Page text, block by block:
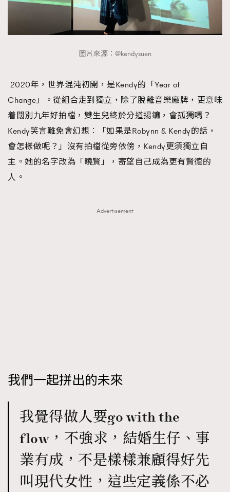
圖片來源：@kendysuen
2020年，世界混沌初開，是Kendy的「Year of
Change」。從組合走到獨立，除了脫離音樂廠牌，更意味
着闊別九年好拍檔，雙生兒終於分道揚鑣，會孤獨嗎？
Kendy笑言難免會幻想︰「如果是Robynn & Kendy的話，
會怎樣做呢？」沒有拍檔從旁依傍，Kendy更須獨立自
主。她的名字改為「曉賢」，寄望自己成為更有賢德的
人。
Advertisement
我們一起拼出的未來
我覺得做人要go with the
flow，不強求，結婚生仔、事
業有成，不是樣樣兼顧得好先
叫現代女性，這些定義係不必